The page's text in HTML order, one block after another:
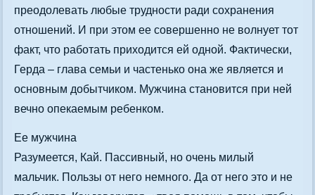
преодолевать любые трудности ради сохранения
отношений. И при этом ее совершенно не волнует тот
факт, что работать приходится ей одной. Фактически,
Герда – глава семьи и частенько она же является и
основным добытчиком. Мужчина становится при ней
вечно опекаемым ребенком.
Ее мужчина
Разумеется, Кай. Пассивный, но очень милый
мальчик. Пользы от него немного. Да от него это и не